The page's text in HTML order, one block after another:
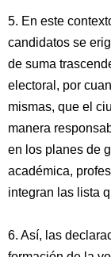
5. En este
candidatos se
de suma
electoral, por
mismas, que el
manera
en los planes de
académica,
integran las lista
6. Así, las